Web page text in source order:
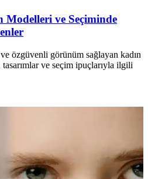
Modelleri ve Seçiminde
özgüvenli görünüm sağlayan kadın
ve seçim ipuçlarıyla ilgili